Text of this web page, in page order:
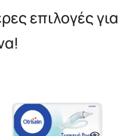
επιλογές για